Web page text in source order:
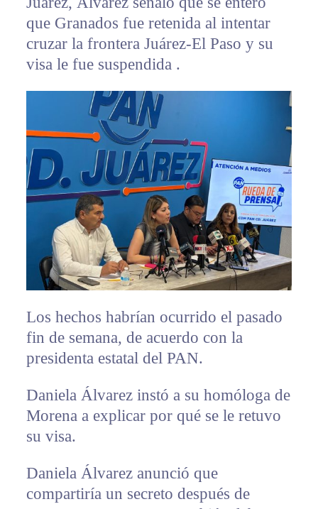
que Granados fue retenida al intentar
cruzar la frontera Juárez-El Paso y su
visa le fue suspendida .
Los hechos habrían ocurrido el pasado
fin de semana, de acuerdo con la
presidenta estatal del PAN.
Daniela Álvarez instó a su homóloga de
Morena a explicar por qué se le retuvo
su visa.
Daniela Álvarez anunció que
compartiría un secreto después de